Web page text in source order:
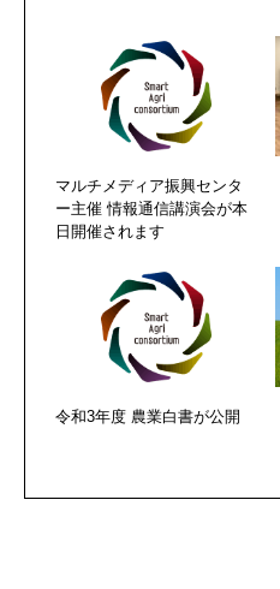
マルチメディア振興センタ
ー主催 情報通信講演会が本
日開催されます
令和3年度 農業白書が公開